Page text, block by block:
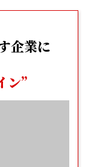
企業に
ン”